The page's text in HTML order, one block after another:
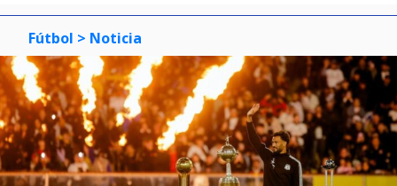
Fútbol > Noticia